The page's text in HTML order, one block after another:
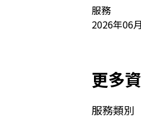
服務
2026年06
更多
服務類別